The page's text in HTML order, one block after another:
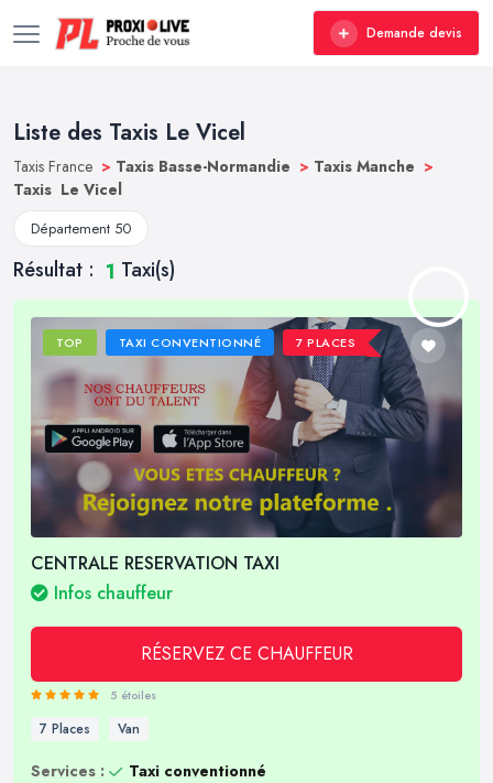
Demande devis
Liste des Taxis Le Vicel
Taxis France > Taxis Basse-Normandie > Taxis Manche >
Taxis Le Vicel
Département 50
Résultat : 1 Taxi(s)
TOP TAXI CONVENTIONNÉ 7 PLACES
CENTRALE RESERVATION TAXI
Infos chauffeur
RÉSERVEZ CE CHAUFFEUR
5 étoiles
7 Places Van
Services :
Taxi conventionné